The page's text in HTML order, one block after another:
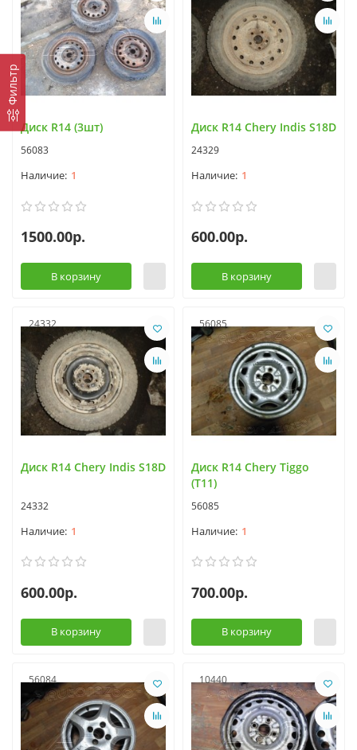
Фильтр
Диск R14 (3шт)
56083
1
1500.00р.
В корзину
Диск R14 Chery Indis S18D
24329
1
600.00р.
В корзину
24332
Диск R14 Chery Indis S18D
24332
1
600.00р.
В корзину
56085
Диск R14 Chery Tiggo
(T11)
56085
1
700.00р.
В корзину
56084 10440